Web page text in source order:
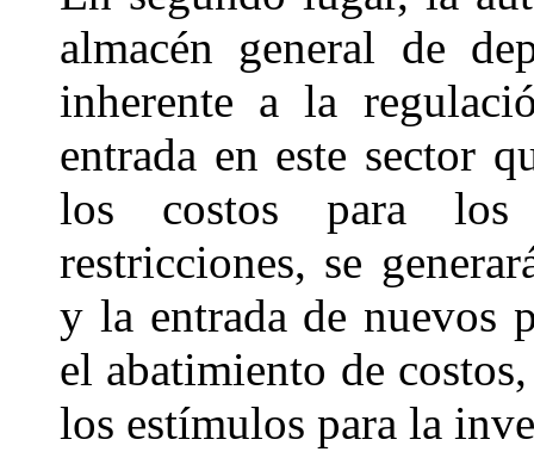
almacén general de
inherente a la
entrada en este sector
los costos para los
restricciones, se
y la entrada de nuevos
el abatimiento de
los estímulos para la